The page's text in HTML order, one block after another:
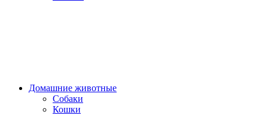
Домашние животные
Собаки
Кошки